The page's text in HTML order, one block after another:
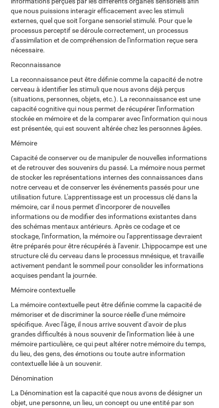
que nous puissions interagir efficacement avec les stimuli
externes, quel que soit l'organe sensoriel stimulé. Pour que le
processus perceptif se déroule correctement, un processus
d'assimilation et de compréhension de l'information reçue sera
nécessaire.
Reconnaissance
La reconnaissance peut être définie comme la capacité de notre
cerveau à identifier les stimuli que nous avons déjà perçus
(situations, personnes, objets, etc.). La reconnaissance est une
capacité cognitive qui nous permet de récupérer l'information
stockée en mémoire et de la comparer avec l'information qui nous
est présentée, qui est souvent altérée chez les personnes âgées.
Mémoire
Capacité de conserver ou de manipuler de nouvelles informations
et de retrouver des souvenirs du passé. La mémoire nous permet
de stocker les représentations internes des connaissances dans
notre cerveau et de conserver les événements passés pour une
utilisation future. L'apprentissage est un processus clé dans la
mémoire, car il nous permet d'incorporer de nouvelles
informations ou de modifier des informations existantes dans
des schémas mentaux antérieurs. Après ce codage et ce
stockage, l'information, la mémoire ou l'apprentissage devraient
être préparés pour être récupérés à l'avenir. L'hippocampe est une
structure clé du cerveau dans le processus mnésique, et travaille
activement pendant le sommeil pour consolider les informations
acquises pendant la journée.
Mémoire contextuelle
La mémoire contextuelle peut être définie comme la capacité de
mémoriser et de discriminer la source réelle d'une mémoire
spécifique. Avec l'âge, il nous arrive souvent d'avoir de plus
grandes difficultés à nous souvenir de l'information liée à une
mémoire particulière, ce qui peut altérer notre mémoire du temps,
du lieu, des gens, des émotions ou toute autre information
contextuelle liée à un souvenir.
Dénomination
La Dénomination est la capacité que nous avons de désigner un
objet, une personne, un lieu, un concept ou une entité par son